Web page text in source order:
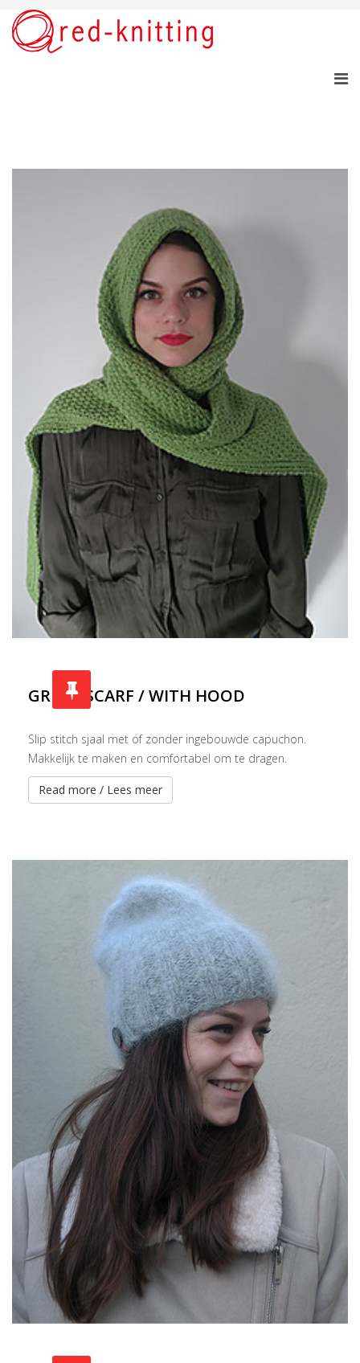
GREEN SCARF / WITH HOOD
Slip stitch sjaal met of zonder ingebouwde capuchon.
Makkelijk te maken en comfortabel om te dragen.
Read more / Lees meer